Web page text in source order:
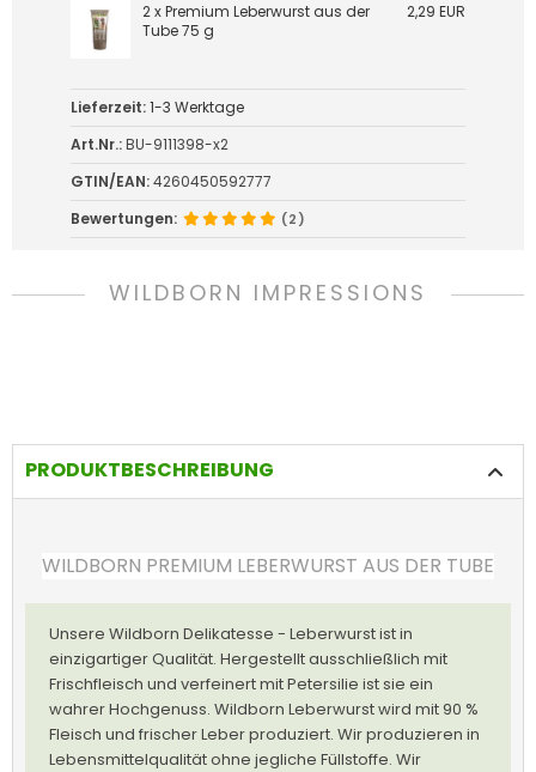
2 x Premium Leberwurst aus der
Tube 75 g
2,29 EUR
Lieferzeit:1-3 Werktage
Art.Nr.:BU-9111398-x2
GTIN/EAN:4260450592777
Bewertungen:
(2)
WILDBORN IMPRESSIONS
PRODUKTBESCHREIBUNG
WILDBORN PREMIUM LEBERWURST AUS DER TUBE
Unsere Wildborn Delikatesse - Leberwurst ist in
einzigartiger Qualität. Hergestellt ausschließlich mit
Frischfleisch und verfeinert mit Petersilie ist sie ein
wahrer Hochgenuss. Wildborn Leberwurst wird mit 90 %
Fleisch und frischer Leber produziert. Wir produzieren in
Lebensmittelqualität ohne jegliche Füllstoffe. Wir